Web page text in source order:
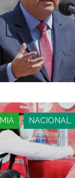
NACIONAL